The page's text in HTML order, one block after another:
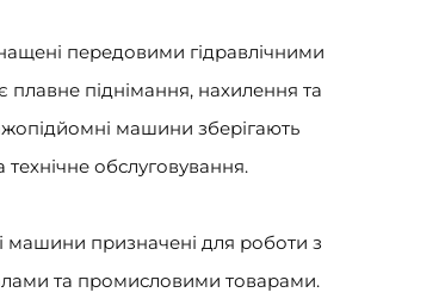
передовими гідравлічними
плавне піднімання, нахилення та
машини зберігають
обслуговування.
машини призначені для роботи з
та промисловими товарами.